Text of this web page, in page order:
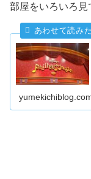
部屋をいろいろ見